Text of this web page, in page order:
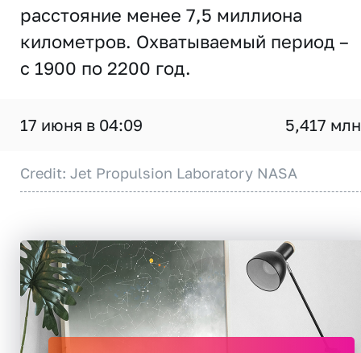
расстояние менее 7,5 миллиона
километров. Охватываемый период –
с 1900 по 2200 год.
17 июня в 04:09 5,417
Credit: Jet Propulsion Laboratory NASA